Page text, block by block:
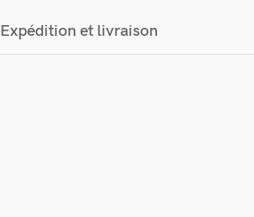
Expédition et livraison